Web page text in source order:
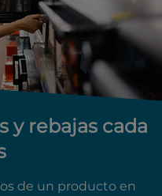
y rebajas cada
de un producto en